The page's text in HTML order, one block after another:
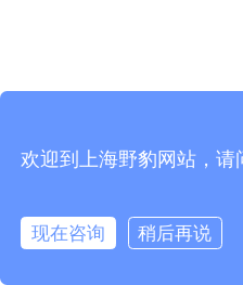
欢迎到上海野豹网站，请
现在咨询
稍后再说
在线